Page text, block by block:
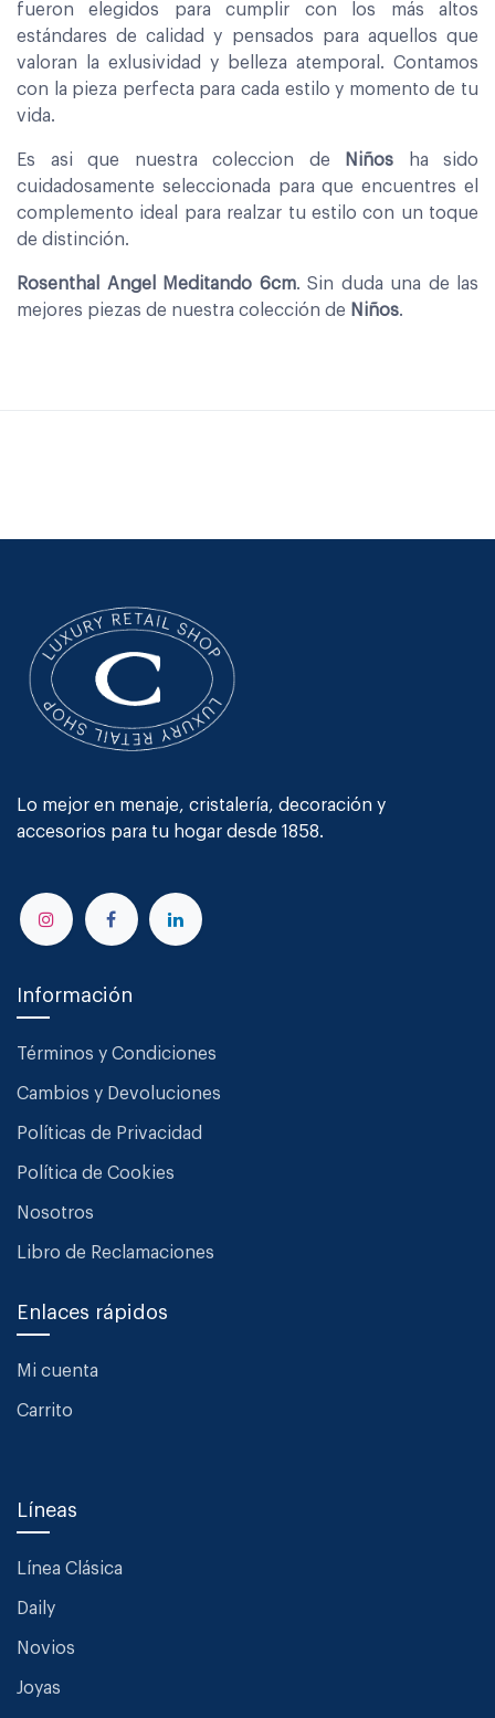
fueron elegidos para cumplir con los más altos
estándares de calidad y pensados para aquellos que
valoran la exlusividad y belleza atemporal. Contamos
con la pieza perfecta para cada estilo y momento de tu
vida.
Es asi que nuestra coleccion de Niños ha sido
cuidadosamente seleccionada para que encuentres el
complemento ideal para realzar tu estilo con un toque
de distinción.
Rosenthal Angel Meditando 6cm. Sin duda una de las
mejores piezas de nuestra colección de Niños.
Lo mejor en menaje, cristalería, decoración y
accesorios para tu hogar desde 1858.
Información
Términos y Condiciones
Cambios y Devoluciones
Políticas de Privacidad
Política de Cookies
Nosotros
Libro de Reclamaciones
Enlaces rápidos
Mi cuenta
Carrito
Líneas
Línea Clásica
Daily
Novios
Joyas